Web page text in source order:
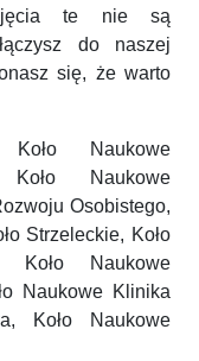
te nie są
do naszej
się, że warto
Naukowe
Koło Naukowe
Osobistego,
Strzeleckie, Koło
Koło Naukowe
Naukowe Klinika
Koło Naukowe